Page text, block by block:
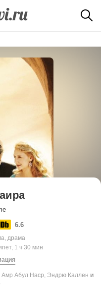
6.6
драма
1 ч 30 мин
Абул Наср, Эндрю Каллен и